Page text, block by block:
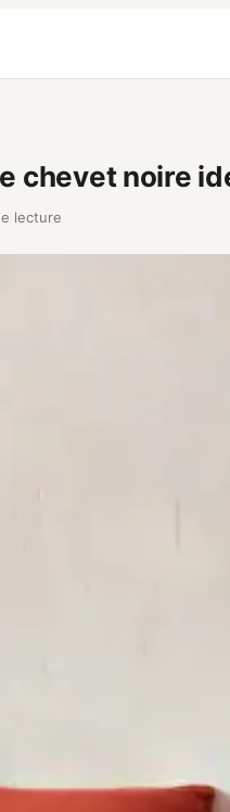
chevet noire
lecture